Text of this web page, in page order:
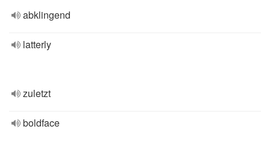
abklingend
latterly
zuletzt
boldface